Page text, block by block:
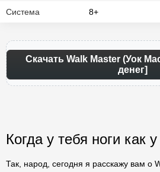
Система 8+
Скачать Walk Master (Уок
денег]
Когда у тебя ноги как
Так, народ, сегодня я расскажу вам о